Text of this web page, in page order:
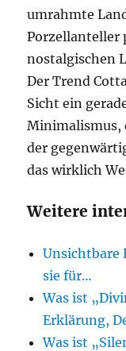
umrahmte
Porzellanteller
nostalgischen
Der Trend
Sicht ein
Minimalismus,
der
das wirklich
Weitere
Unsichtbare
sie für…
Was ist
Erklärung,
Was ist